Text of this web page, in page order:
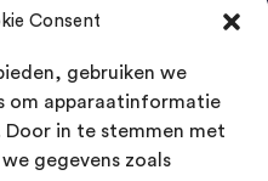
Consent
gebruiken we
om apparaatinformatie
in te stemmen met
gegevens zoals
Winterswijk